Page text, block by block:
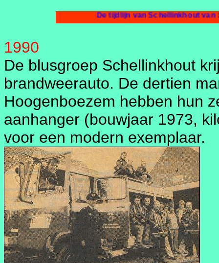
De tijdlijn van Schellinkhout van 1990.
1990
De blusgroep Schellinkhout
brandweerauto. De dertien
Hoogenboezem hebben hun
aanhanger (bouwjaar 1973,
voor een modern exemplaar.